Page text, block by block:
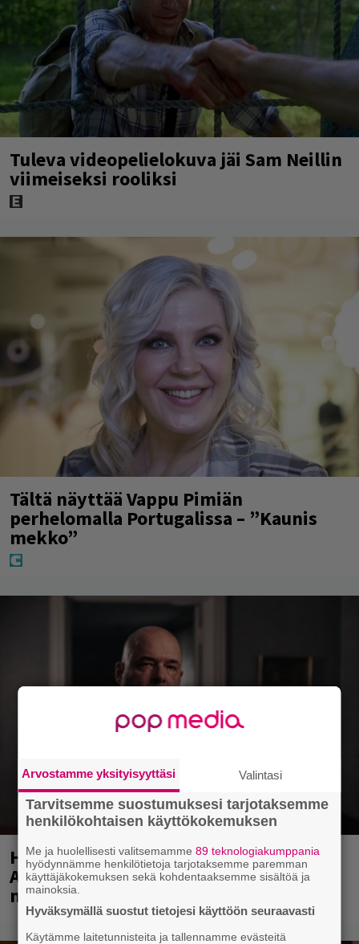
Tuleva videopelielokuva jäi Sam Neillin
viimeiseksi rooliksi
Tältä näyttää Vappu Pimiän
perhelomalla Portugalissa – ”Kaunis
mekko”
Huomenna se ilmestyy – CMX:stä tutun
A.W. Yrjänän uutuusalbumi om
mammuttimainen kokonaisuus
Arvostamme yksityisyyttäsi Valintasi
Tarvitsemme suostumuksesi tarjotaksemme
henkilökohtaisen käyttökokemuksen
Me ja huolellisesti valitsemamme89 teknologiakumppania
hyödynnämme henkilötietoja tarjotaksemme paremman
käyttäjäkokemuksen sekä kohdentaaksemme sisältöä ja
mainoksia.
Hyväksymällä suostut tietojesi käyttöön seuraavasti
Käytämme laitetunnisteita ja tallennamme evästeitä